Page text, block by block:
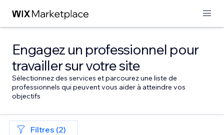
Engagez un professionnel pour
travailler sur votre site
Sélectionnez des services et parcourez une liste de
professionnels qui peuvent vous aider à atteindre vos
objectifs
Filtres (2)